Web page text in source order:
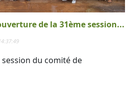
de la 31ème session...
du comité de